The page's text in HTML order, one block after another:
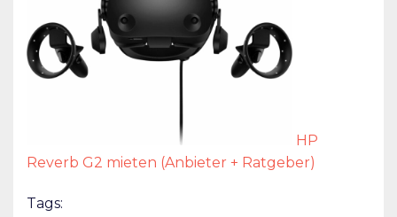
HP
Reverb G2 mieten (Anbieter + Ratgeber)
Tags: